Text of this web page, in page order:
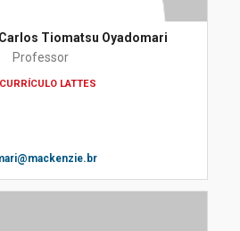
Tiomatsu Oyadomari
Professor
CURRÍCULO LATTES